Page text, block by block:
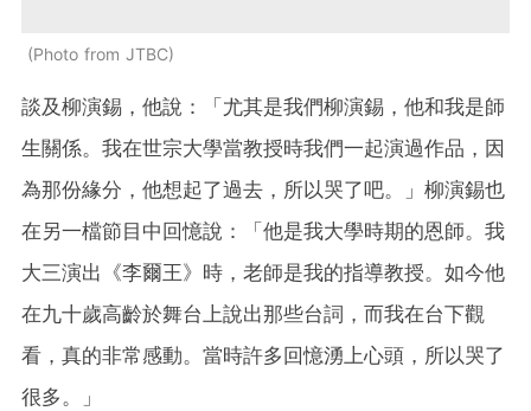
Photo from JTBC
談及柳演錫，他說：「尤其是我們柳演錫，他和我是師
生關係。我在世宗大學當教授時我們一起演過作品，因
為那份緣分，他想起了過去，所以哭了吧。」柳演錫也
在另一檔節目中回憶說：「他是我大學時期的恩師。我
大三演出《李爾王》時，老師是我的指導教授。如今他
在九十歲高齡於舞台上說出那些台詞，而我在台下觀
看，真的非常感動。當時許多回憶湧上心頭，所以哭了
很多。」